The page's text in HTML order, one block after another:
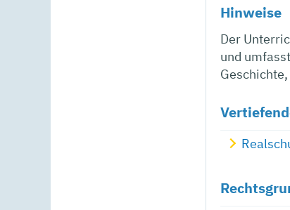
Hinweise
Der
und